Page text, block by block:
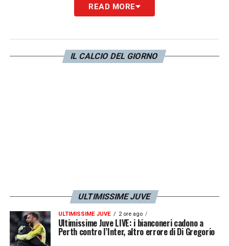
Lo hanno attaccato, lo distruggevano. Non è
tutte le competizioni con 2 attaccanti, sta
facendo un miracolo e nessuno sta
READ MORE
IL CALCIO DEL GIORNO
ULTIMISSIME JUVE
ULTIMISSIME JUVE 2 ore ago
Ultimissime Juve LIVE: i bianconeri cadono a
Perth contro l’Inter, altro errore di Di Gregorio